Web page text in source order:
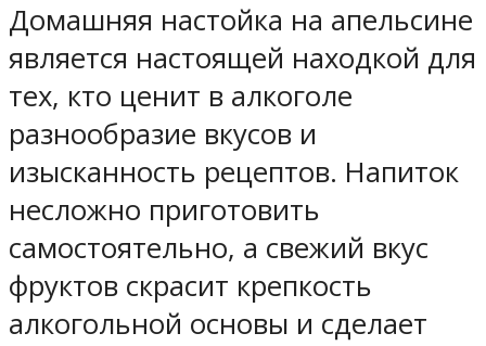
Домашняя настойка на апельсине
является настоящей находкой для
тех, кто ценит в алкоголе
разнообразие вкусов и
изысканность рецептов. Напиток
несложно приготовить
самостоятельно, а свежий вкус
фруктов скрасит крепкость
алкогольной основы и сделает